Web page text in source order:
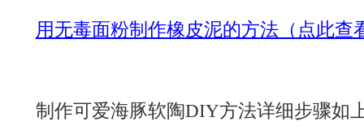
用无毒面粉制作橡皮泥的方法（点此查
制作可爱海豚软陶DIY方法详细步骤如